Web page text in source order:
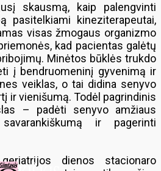
skausmą, kaip palengvinti
pasitelkiami kineziterapeutai,
visas žmogaus organizmo
kad pacientas galėtų
Minėtos būklės trukdo
į bendruomeninį gyvenimą ir
veiklas, o tai didina senyvo
ir vienišumą. Todėl pagrindinis
– padėti senyvo amžiaus
ir pagerinti
dienos stacionaro